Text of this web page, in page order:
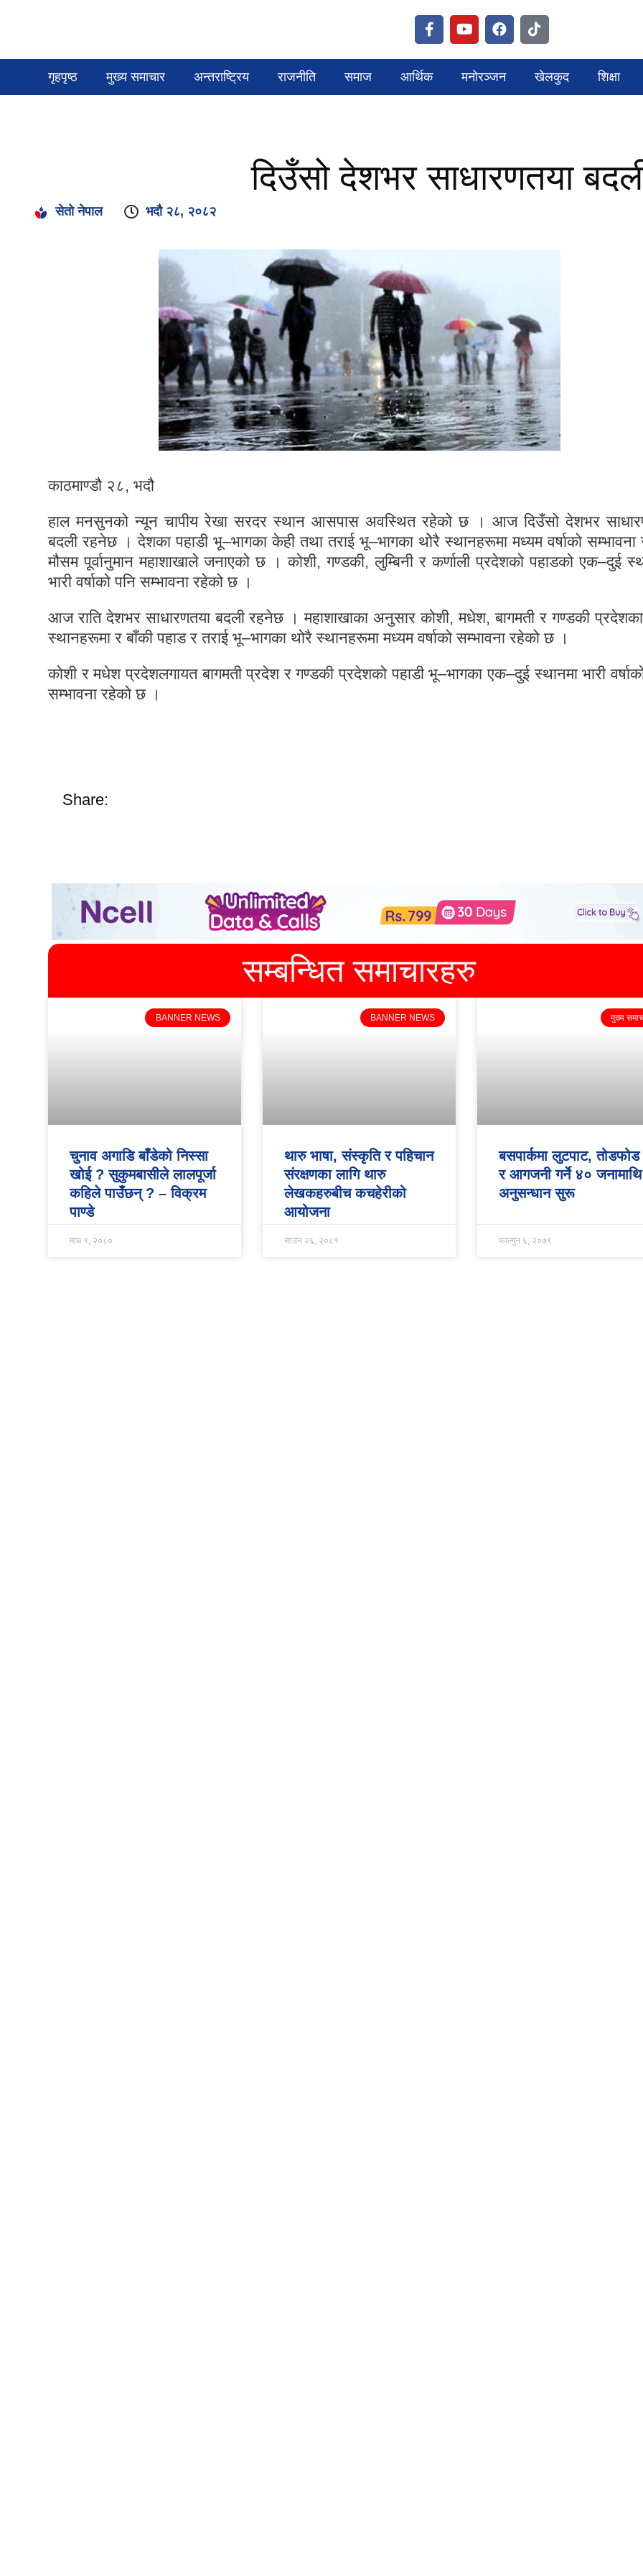
गृहपृष्ठ मुख्य समाचार अन्तराष्ट्रिय राजनीति समाज आर्थिक मनोरञ्जन खेलकुद शिक्षा
दिउँसो देशभर साधारणतया
सेतो नेपाल भदौ २८, २०८२
काठमाण्डौ २८, भदौ
हाल मनसुनको न्यून चापीय रेखा सरदर स्थान आसपास अवस्थित रहेको छ । आज दिउँसो देशभर
बदली रहनेछ । देशका पहाडी भू–भागका केही तथा तराई भू–भागका थोेरै स्थानहरूमा मध्यम वर्षाको सम्भावना
मौसम पूर्वानुमान महाशाखाले जनाएको छ । कोशी, गण्डकी, लुम्बिनी र कर्णाली प्रदेशको पहाडको एक–दुई
भारी वर्षाको पनि सम्भावना रहेको छ ।
आज राति देशभर साधारणतया बदली रहनेछ । महाशाखाका अनुसार कोशी, मधेश, बागमती र गण्डकी
स्थानहरूमा र बाँकी पहाड र तराई भू–भागका थोरै स्थानहरूमा मध्यम वर्षाको सम्भावना रहेको छ ।
कोशी र मधेश प्रदेशलगायत बागमती प्रदेश र गण्डकी प्रदेशको पहाडी भू–भागका एक–दुई स्थानमा भारी
सम्भावना रहेको छ ।
Share:
सम्बन्धित समाचारहरु
BANNER NEWS
चुनाव अगाडि बाँडेको निस्सा
खोई ? सुकुमबासीले लालपूर्जा
कहिले पाउँछन् ? – विक्रम
पाण्डे
माघ १, २०८०
BANNER NEWS
थारु भाषा, संस्कृति र पहिचान
संरक्षणका लागि थारु
लेखकहरुबीच कचहेरीको
आयोजना
साउन २६, २०८१
मुख्य
बसपार्कमा लुटपाट, तोडफोड
र आगजनी गर्ने ४० जनामाथि
अनुसन्धान सुरू
फाल्गुन ६, २०७९